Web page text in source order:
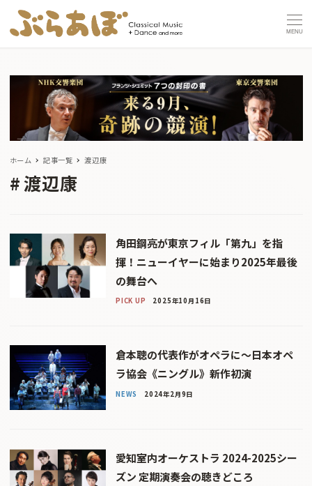
MENU
ホーム 記事一覧 渡辺康
渡辺康
角田鋼亮が東京フィル「第九」を指
揮！ニューイヤーに始まり2025年最後
の舞台へ
PICK UP 2025年10月16日
倉本聰の代表作がオペラに〜日本オペ
ラ協会《ニングル》新作初演
NEWS 2024年2月9日
愛知室内オーケストラ 2024-2025シー
ズン 定期演奏会の聴きどころ